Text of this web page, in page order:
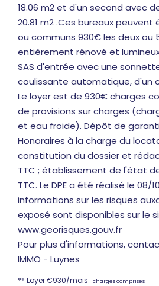
18.06 m2 et d'un second avec
20.81 m2 .Ces bureaux
ou communs 930€ les deux ou
entièrement rénové et
SAS d'entrée avec une
coulissante automatique, d'un
Le loyer est de 930€ charges
de provisions sur charges
et eau froide). Dépôt de
Honoraires à la charge du
constitution du dossier et
TTC ; établissement de l'état
TTC. Le DPE a été réalisé le 08/
informations sur les risques
exposé sont disponibles sur le
www.georisques.gouv.fr
Pour plus d'informations,
IMMO - Luynes
** Loyer €930/mois charges comprises